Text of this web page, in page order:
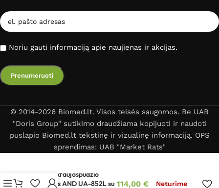
Noriu gauti informaciją apie naujienas ir akcijas.
© 2014-2026 Biomed.lt. Visos teisės saugomos. Be UAB
"Doris Group" sutikimo draudžiama kopijuoti ir naudoti
puslapio Biomed.lt tekstinę ir vizualinę informaciją. OPS
sprendimas: UAB "Market Rats"
Žastinis kraujospūdžio
matuoklis AND UA-852L su 114,00 € Neturime